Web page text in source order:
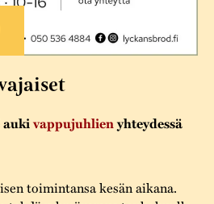
Vaellusreitti
Saavutettavuus
Kestävä kehitys
Turvallisuus
Varaa tilat
Jarl Hemmer
Rakennusperintö
Museokokoelmat
Museopedagogiikka
YSTÄVÄT
Markkinat
Vuosikertomukset
Vuoden Gunnar
aukivappujuhlienyhteydessä
toimintansa kesän aikana.